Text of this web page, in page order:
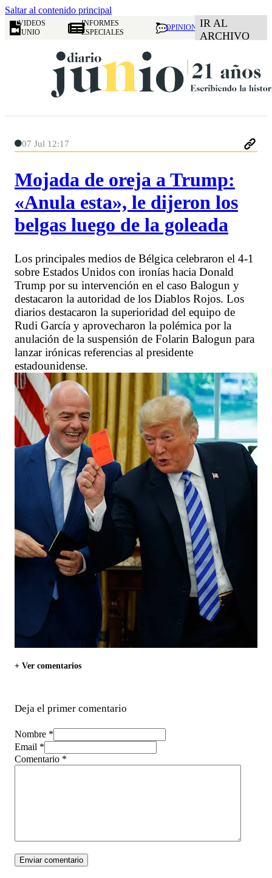
Saltar al contenido principal
VIDEOS
JUNIO
INFORMES
ESPECIALES
OPINION IR AL
ARCHIVO
07 Jul 12:17
Mojada de oreja a Trump:
«Anula esta», le dijeron los
belgas luego de la goleada
Los principales medios de Bélgica celebraron el 4-1
sobre Estados Unidos con ironías hacia Donald
Trump por su intervención en el caso Balogun y
destacaron la autoridad de los Diablos Rojos. Los
diarios destacaron la superioridad del equipo de
Rudi García y aprovecharon la polémica por la
anulación de la suspensión de Folarin Balogun para
lanzar irónicas referencias al presidente
estadounidense.
+ Ver comentarios
Deja el primer comentario
Nombre *
Email *
Comentario *